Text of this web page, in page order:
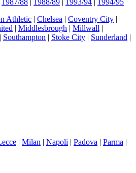
1987/88 | 1988/89 | 1993/94 | 1994/95
Athletic | Chelsea | Coventry City |
| Middlesbrough | Millwall |
| Southampton | Stoke City | Sunderland |
| Milan | Napoli | Padova | Parma |